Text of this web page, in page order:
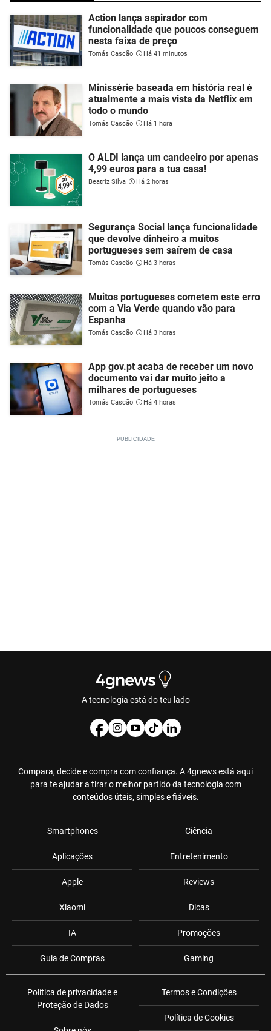
Action lança aspirador com
funcionalidade que poucos conseguem
nesta faixa de preço
Tomás Cascão Há 41 minutos
Minissérie baseada em história real é
atualmente a mais vista da Netflix em
todo o mundo
Tomás Cascão Há 1 hora
O ALDI lança um candeeiro por apenas
4,99 euros para a tua casa!
Beatriz Silva Há 2 horas
Segurança Social lança funcionalidade
que devolve dinheiro a muitos
portugueses sem saírem de casa
Tomás Cascão Há 3 horas
Muitos portugueses cometem este erro
com a Via Verde quando vão para
Espanha
Tomás Cascão Há 3 horas
App gov.pt acaba de receber um novo
documento vai dar muito jeito a
milhares de portugueses
Tomás Cascão Há 4 horas
A tecnologia está do teu lado
Compara, decide e compra com confiança. A 4gnews está aqui
para te ajudar a tirar o melhor partido da tecnologia com
conteúdos úteis, simples e fiáveis.
Smartphones
Aplicações
Apple
Xiaomi
IA
Guia de Compras
Ciência
Entretenimento
Reviews
Dicas
Promoções
Gaming
Política de privacidade e
Proteção de Dados
Termos e Condições
Política de Cookies